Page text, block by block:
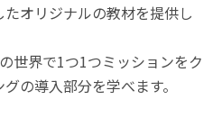
オリジナルの教材を提供し
世界で1つ1つミッションをク
の導入部分を学べます。